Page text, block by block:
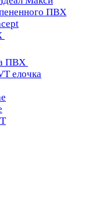
ПВХ
ПВХ
елочка